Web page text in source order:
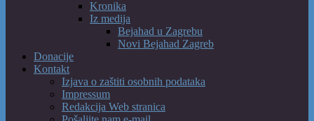
Kronika
Iz medija
Bejahad u Zagrebu
Novi Bejahad Zagreb
Donacije
Kontakt
Izjava o zaštiti osobnih podataka
Impressum
Redakcija Web stranica